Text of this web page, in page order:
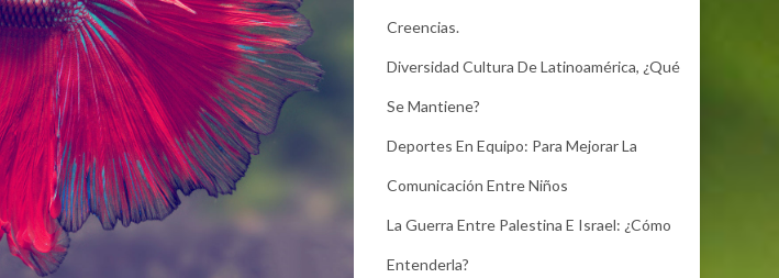
Creencias.
Diversidad Cultura De Latinoamérica, ¿Qué
Se Mantiene?
Deportes En Equipo: Para Mejorar La
Comunicación Entre Niños
La Guerra Entre Palestina E Israel: ¿Cómo
Entenderla?